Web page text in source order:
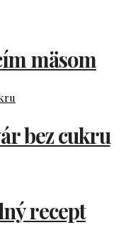
mäsom
bez cukru
recept